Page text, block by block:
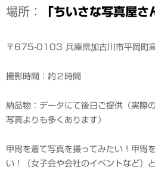
場所： 「ちいさな写真屋さ
〒675-0103 兵庫県加古川市平岡町
撮影時間：約２時間
納品物：データにて後日ご提供（実際
写真よりも多くあります）
甲冑を着て写真を撮ってみたい！甲冑
い！（女子会や会社のイベントなど）